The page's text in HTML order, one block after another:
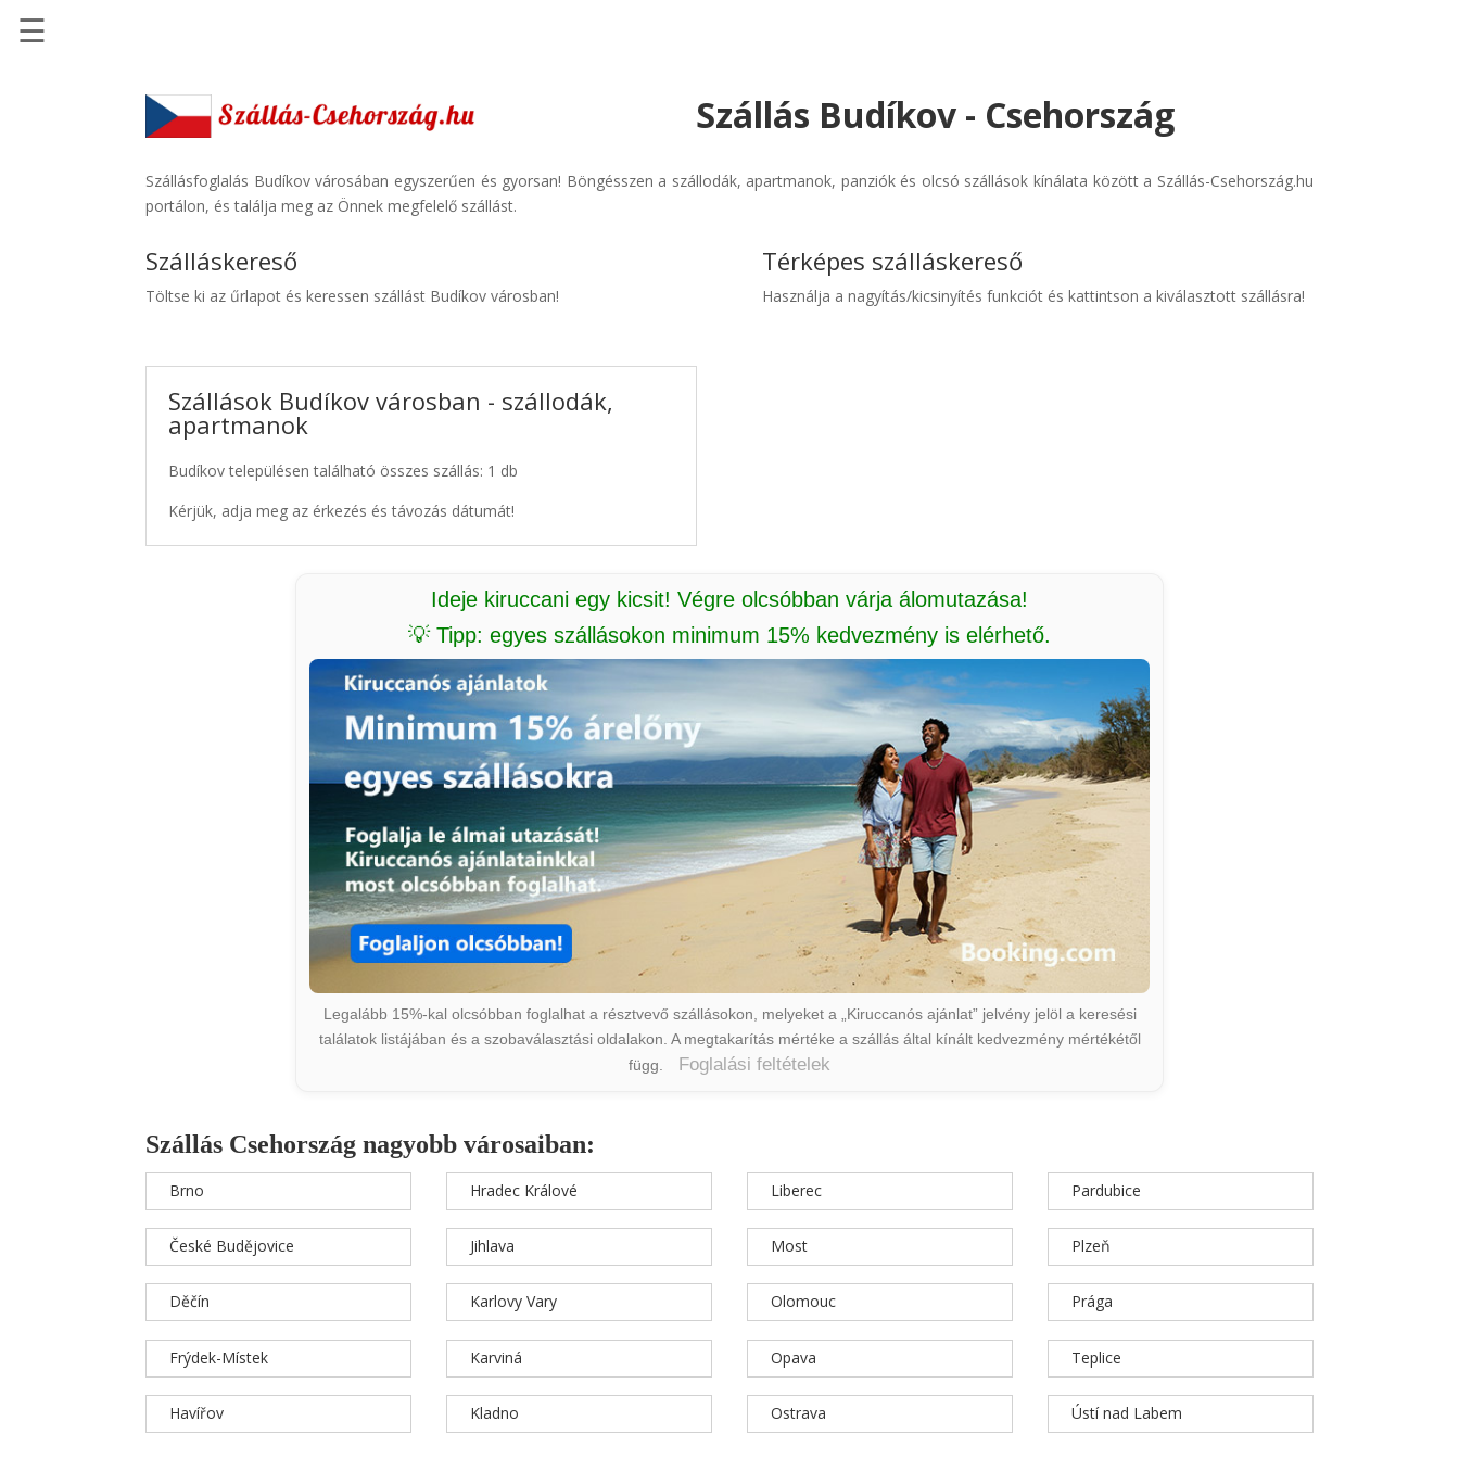
Szállásinfo.eu
Repülőjegy
pénzvisszatérítéssel
Autóbérlés
☰
Szállás Budíkov - Csehország
Szállásfoglalás Budíkov városában egyszerűen és gyorsan! Böngésszen a szállodák, apartmanok, panziók és olcsó szállások kínálata között a Szállás-Csehország.hu
portálon, és találja meg az Önnek megfelelő szállást.
Szálláskereső
Töltse ki az űrlapot és keressen szállást Budíkov városban!
Szállások Budíkov városban - szállodák,
apartmanok
Budíkov településen található összes szállás: 1 db
Kérjük, adja meg az érkezés és távozás dátumát!
Térképes szálláskereső
Használja a nagyítás/kicsinyítés funkciót és kattintson a kiválasztott szállásra!
Ideje kiruccani egy kicsit! Végre olcsóbban várja álomutazása!
💡 Tipp: egyes szállásokon minimum 15% kedvezmény is elérhető.
Legalább 15%-kal olcsóbban foglalhat a résztvevő szállásokon, melyeket a „Kiruccanós ajánlat” jelvény jelöl a keresési
találatok listájában és a szobaválasztási oldalakon. A megtakarítás mértéke a szállás által kínált kedvezmény mértékétől
függ.
Foglalási feltételek
Szállás Csehország nagyobb városaiban:
Brno
České Budějovice
Děčín
Frýdek-Místek
Havířov
Hradec Králové
Jihlava
Karlovy Vary
Karviná
Kladno
Liberec
Most
Olomouc
Opava
Ostrava
Pardubice
Plzeň
Prága
Teplice
Ústí nad Labem